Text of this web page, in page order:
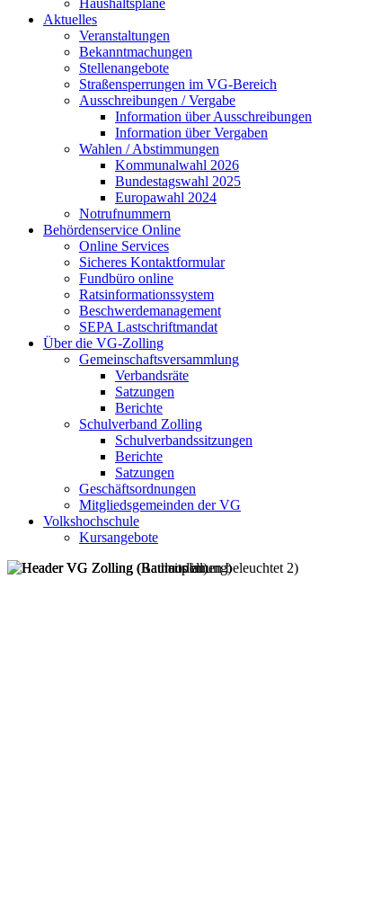
Haushaltspläne
Aktuelles
Veranstaltungen
Bekanntmachungen
Stellenangebote
Straßensperrungen im VG-Bereich
Ausschreibungen / Vergabe
Information über Ausschreibungen
Information über Vergaben
Wahlen / Abstimmungen
Kommunalwahl 2026
Bundestagswahl 2025
Europawahl 2024
Notrufnummern
Behördenservice Online
Online Services
Sicheres Kontaktformular
Fundbüro online
Ratsinformationssystem
Beschwerdemanagement
SEPA Lastschriftmandat
Über die VG-Zolling
Gemeinschaftsversammlung
Verbandsräte
Satzungen
Berichte
Schulverband Zolling
Schulverbandssitzungen
Berichte
Satzungen
Geschäftsordnungen
Mitgliedsgemeinden der VG
Volkshochschule
Kursangebote